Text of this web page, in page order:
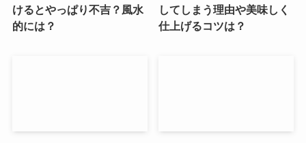
けるとやっぱり不吉？風水
的には？
してしまう理由や美味しく
仕上げるコツは？